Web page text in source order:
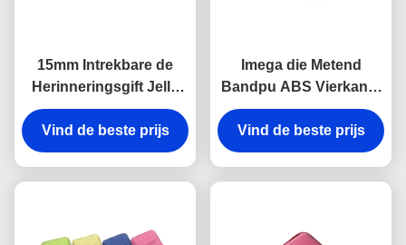
15mm Intrekbare de
Herinneringsgift Jelly
Color van het
Meetlintpu Leer
Vind de beste prijs
Imega die Metend
Bandpu ABS Vierkante
15mm Herinneringsgift
naaien
Vind de beste prijs